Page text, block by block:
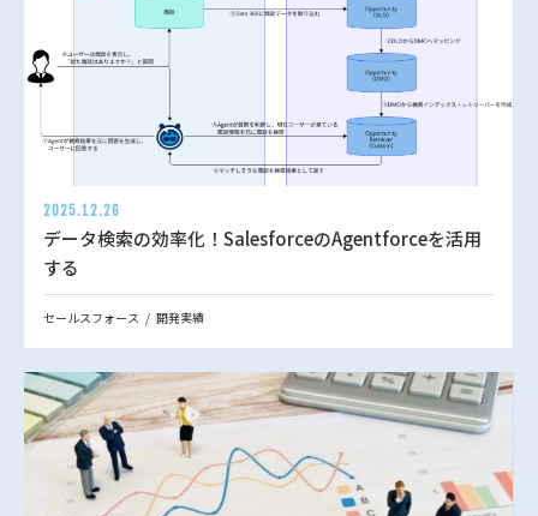
2025.12.26
データ検索の効率化！SalesforceのAgentforceを活用
する
セールスフォース 開発実績